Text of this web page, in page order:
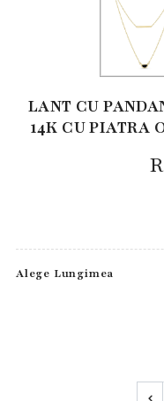
LANT CU
14K CU PIATRA
Alege Lungimea